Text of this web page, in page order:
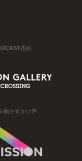
番組
動かすかけ声